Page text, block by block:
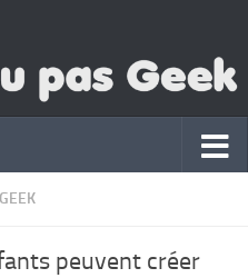
GEEK
peuvent créer